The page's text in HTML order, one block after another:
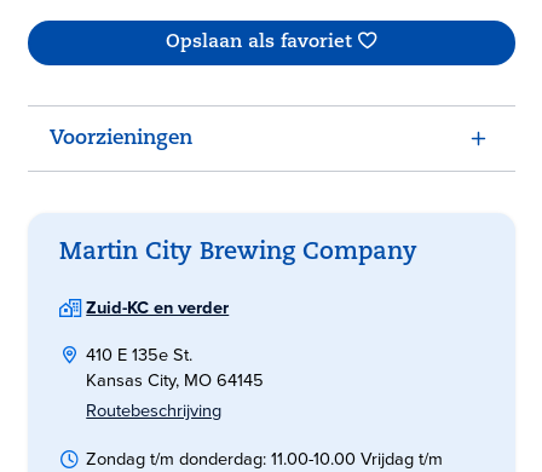
Opslaan als favoriet
Voorzieningen
Martin City Brewing Company
Zuid-KC en verder
410 E 135e St.
Kansas City, MO 64145
Routebeschrijving
Zondag t/m donderdag: 11.00-10.00 Vrijdag t/m